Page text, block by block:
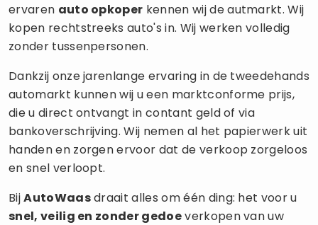
ervaren auto opkoper kennen wij de autmarkt. Wij
kopen rechtstreeks auto's in. Wij werken volledig
zonder tussenpersonen.
Dankzij onze jarenlange ervaring in de tweedehands
automarkt kunnen wij u een marktconforme prijs,
die u direct ontvangt in contant geld of via
bankoverschrijving. Wij nemen al het papierwerk uit
handen en zorgen ervoor dat de verkoop zorgeloos
en snel verloopt.
BijAutoWaasdraait alles om één ding: het voor u
snel, veilig en zonder gedoeverkopen van uw